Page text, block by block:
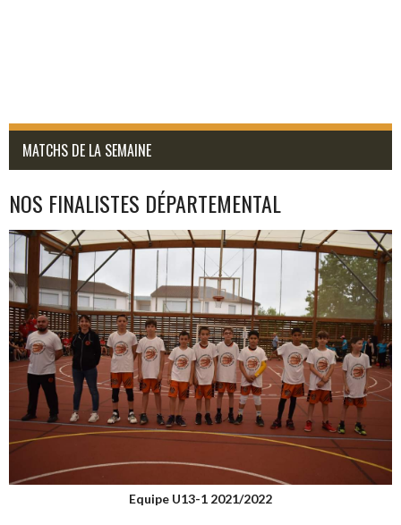
MATCHS DE LA SEMAINE
NOS FINALISTES DÉPARTEMENTAL
Equipe U13-1 2021/2022